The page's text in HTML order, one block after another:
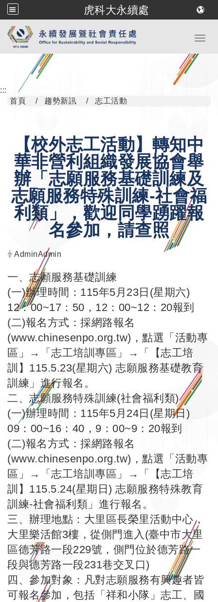
虎科大永續處
跳到主要內容
:::
首頁
趨勢新訊 志工活動
【校外志工活動】轉知中
華非營利組織發展協會舉
辦「志願服務基礎訓練及
志願服務特殊訓練-社會福
利類」，歡迎同學踴躍報
名參加，請查照
發布者：
AdminAdmin
一、志願服務基礎訓練
(一)辦理時間：115年5月23日(星期六)
12：00~17：50，12：00~12：20報到
(二)報名方式：採網路報名
(www.chinesenpo.org.tw)，點選「活動專
區」→「志工培訓專區」→「【志工培
訓】115.5.23(星期六) 志願服務基礎教育
訓練」進行報名。
二、志願服務特殊訓練(社會福利類)
(一)辦理時間：115年5月24日(星期日)
09：00~16：40，9：00~9：20報到
(二)報名方式：採網路報名
(www.chinesenpo.org.tw)，點選「活動專
區」→「志工培訓專區」→「【志工培
訓】115.5.24(星期日) 志願服務特殊教育
訓練-社會福利類」進行報名。
三、辦理地點：大里區長榮里活動中心，
大里樂活館3樓，從側門進入(臺中市大里
區德芳路一段229號，側門位於德芳路一
段與德芳路一段231巷交叉口)
四、參加對象：凡對志願服務有興趣者皆
可報名參加，包括「祥和小隊」志工、國